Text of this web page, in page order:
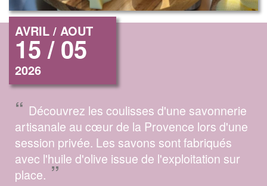
AVRIL / AOUT
15 / 05
2026
“ Découvrez les coulisses d'une savonnerie
artisanale au cœur de la Provence lors d'une
session privée. Les savons sont fabriqués
avec l'huile d'olive issue de l'exploitation sur
place. ”